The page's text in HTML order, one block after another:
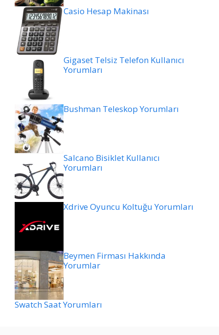
Casio Hesap Makinası
Gigaset Telsiz Telefon Kullanıcı
Yorumları
Bushman Teleskop Yorumları
Salcano Bisiklet Kullanıcı
Yorumları
Xdrive Oyuncu Koltuğu Yorumları
Beymen Firması Hakkında
Yorumlar
Swatch Saat Yorumları